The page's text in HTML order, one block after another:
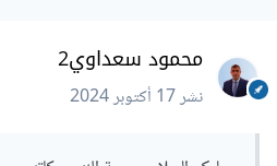
محمود سعداوي2
نشر17 أكتوبر 2024